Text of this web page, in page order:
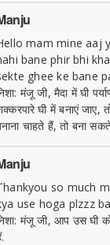
mam mine aaj
bane phir bhi
ghee ke bane
मंजू जी, मैदा में घी
घी में बनाएं
चाहते हैं, तो बना
so much
use hoga plzzz
मंजू जी, आप उस घी